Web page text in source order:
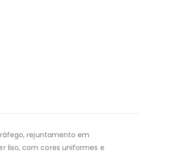
rejuntamento em
liso, com cores uniformes e